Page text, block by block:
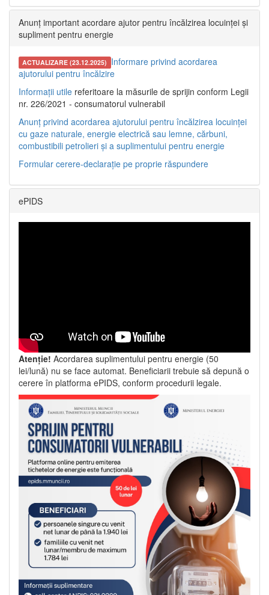
Anunț important acordare ajutor pentru încălzirea locuinței și
supliment pentru energie
ACTUALIZARE (23.12.2025) Informare privind acordarea
ajutorului pentru încălzire
Informații utile referitoare la măsurile de sprijin conform Legii
nr. 226/2021 - consumatorul vulnerabil
Anunț privind acordarea ajutorului pentru încălzirea locuinței
cu gaze naturale, energie electrică sau lemne, cărbuni,
combustibili petrolieri și a suplimentului pentru energie
Formular cerere-declarație pe proprie răspundere
ePIDS
Atenție! Acordarea suplimentului pentru energie (50
lei/lună) nu se face automat. Beneficiarii trebuie să depună o
cerere în platforma ePIDS, conform procedurii legale.